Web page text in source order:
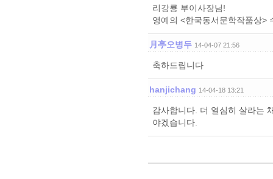
리강룡 부이사장님!
영예의 <한국동서문학작품상>
月亭오병두 14-04-07 21:56
축하드립니다
hanjichang 14-04-18 13:21
감사합니다. 더 열심히 살라는
야겠습니다.